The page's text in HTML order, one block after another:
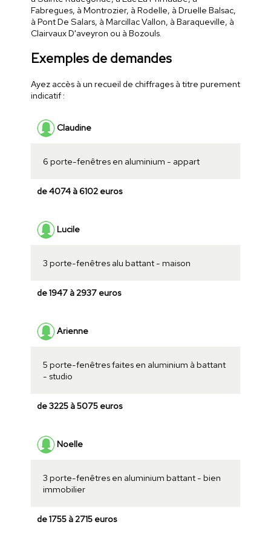
Fabregues, à Montrozier, à Rodelle, à Druelle Balsac,
à Pont De Salars, à Marcillac Vallon, à Baraqueville, à
Clairvaux D'aveyron ou à Bozouls.
Exemples de demandes
Ayez accès à un recueil de chiffrages à titre purement
indicatif :
Claudine
6 porte-fenêtres en aluminium - appart
de 4074 à 6102 euros
Lucile
3 porte-fenêtres alu battant - maison
de 1947 à 2937 euros
Arienne
5 porte-fenêtres faites en aluminium à battant
- studio
de 3225 à 5075 euros
Noelle
3 porte-fenêtres en aluminium battant - bien
immobilier
de 1755 à 2715 euros